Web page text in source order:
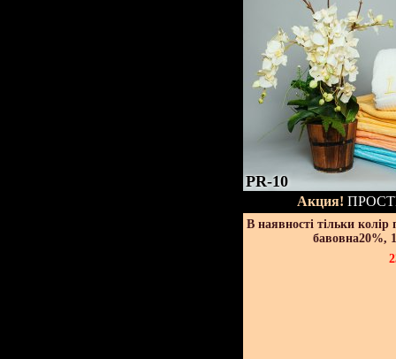
PR-10
Акция!
В наявності тільки
бавовна20%,